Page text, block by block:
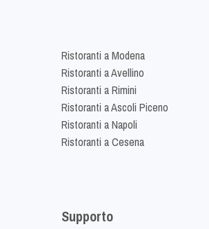
Ristoranti a Modena
Ristoranti a Avellino
Ristoranti a Rimini
Ristoranti a Ascoli Piceno
Ristoranti a Napoli
Ristoranti a Cesena
Supporto